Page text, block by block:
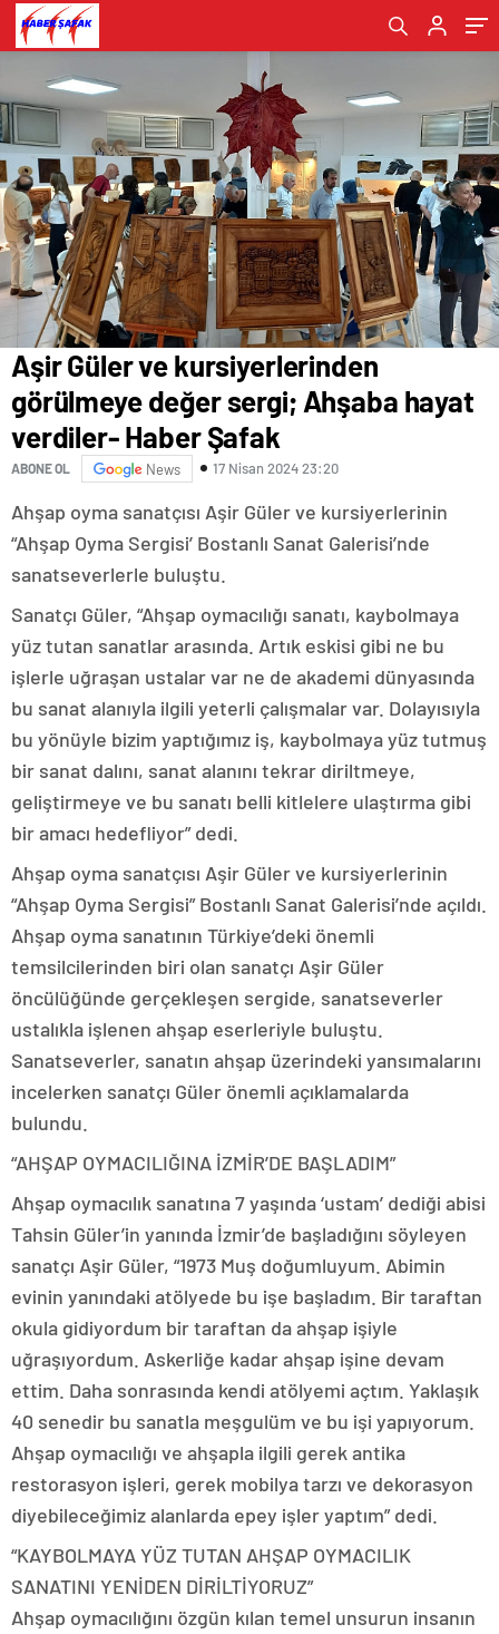
Şafak
Aşir Güler ve kursiyerlerinden
görülmeye değer sergi; Ahşaba hayat
verdiler- Haber Şafak
ABONE OL News 17 Nisan 2024 23:20
Ahşap oyma sanatçısı Aşir Güler ve kursiyerlerinin
“Ahşap Oyma Sergisi’ Bostanlı Sanat Galerisi’nde
sanatseverlerle buluştu.
Sanatçı Güler, “Ahşap oymacılığı sanatı, kaybolmaya
yüz tutan sanatlar arasında. Artık eskisi gibi ne bu
işlerle uğraşan ustalar var ne de akademi dünyasında
bu sanat alanıyla ilgili yeterli çalışmalar var. Dolayısıyla
bu yönüyle bizim yaptığımız iş, kaybolmaya yüz tutmuş
bir sanat dalını, sanat alanını tekrar diriltmeye,
geliştirmeye ve bu sanatı belli kitlelere ulaştırma gibi
bir amacı hedefliyor” dedi.
Ahşap oyma sanatçısı Aşir Güler ve kursiyerlerinin
“Ahşap Oyma Sergisi” Bostanlı Sanat Galerisi’nde açıldı.
Ahşap oyma sanatının Türkiye’deki önemli
temsilcilerinden biri olan sanatçı Aşir Güler
öncülüğünde gerçekleşen sergide, sanatseverler
ustalıkla işlenen ahşap eserleriyle buluştu.
Sanatseverler, sanatın ahşap üzerindeki yansımalarını
incelerken sanatçı Güler önemli açıklamalarda
bulundu.
“AHŞAP OYMACILIĞINA İZMİR’DE BAŞLADIM”
Ahşap oymacılık sanatına 7 yaşında ‘ustam’ dediği abisi
Tahsin Güler’in yanında İzmir’de başladığını söyleyen
sanatçı Aşir Güler, “1973 Muş doğumluyum. Abimin
evinin yanındaki atölyede bu işe başladım. Bir taraftan
okula gidiyordum bir taraftan da ahşap işiyle
uğraşıyordum. Askerliğe kadar ahşap işine devam
ettim. Daha sonrasında kendi atölyemi açtım. Yaklaşık
40 senedir bu sanatla meşgulüm ve bu işi yapıyorum.
Ahşap oymacılığı ve ahşapla ilgili gerek antika
restorasyon işleri, gerek mobilya tarzı ve dekorasyon
diyebileceğimiz alanlarda epey işler yaptım” dedi.
“KAYBOLMAYA YÜZ TUTAN AHŞAP OYMACILIK
SANATINI YENİDEN DİRİLTİYORUZ”
Ahşap oymacılığını özgün kılan temel unsurun insanın